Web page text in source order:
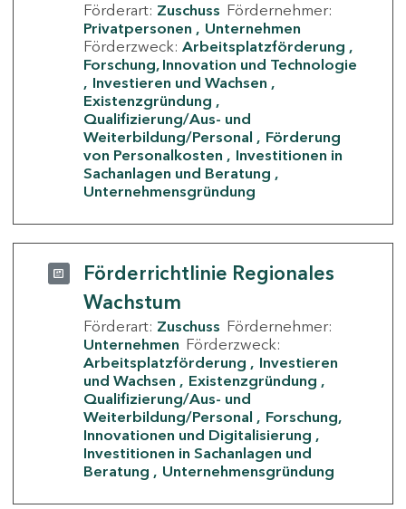
Förderart: Zuschuss Fördernehmer:
Privatpersonen
Unternehmen
Förderzweck: Arbeitsplatzförderung
Forschung, Innovation und Technologie
Investieren und Wachsen
Existenzgründung
Qualifizierung/Aus- und
Weiterbildung/Personal
Förderung
von Personalkosten
Investitionen in
Sachanlagen und Beratung
Unternehmensgründung
Förderrichtlinie Regionales
Wachstum
Förderart: Zuschuss Fördernehmer:
Unternehmen Förderzweck:
Arbeitsplatzförderung
Investieren
und Wachsen
Existenzgründung
Qualifizierung/Aus- und
Weiterbildung/Personal
Forschung,
Innovationen und Digitalisierung
Investitionen in Sachanlagen und
Beratung
Unternehmensgründung